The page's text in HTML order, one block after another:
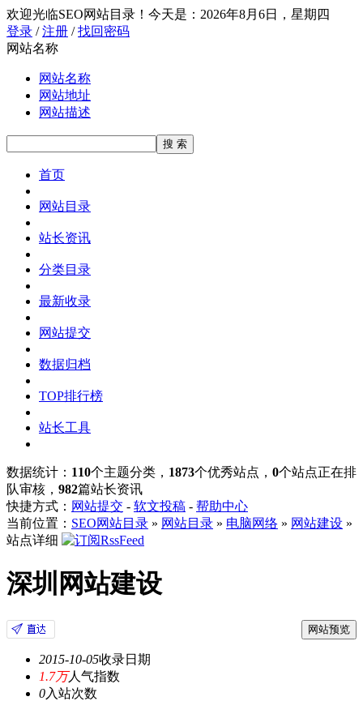
欢迎光临SEO网站目录！ 今天是：2026年8月6日，星期四
登录 /注册 /找回密码
网站名称
网站名称
网站地址
网站描述
首页
网站目录
站长资讯
分类目录
最新收录
网站提交
数据归档
TOP排行榜
站长工具
数据统计： 110个主题分类， 1873个优秀站点， 0个站点正在排
队审核， 982篇站长资讯
快捷方式： 网站提交 - 软文投稿 - 帮助中心
当前位置： SEO网站目录 » 网站目录 » 电脑网络 » 网站建设 »
站点详细
深圳网站建设
网站预览
2015-10-05收录日期
1.7万人气指数
0入站次数